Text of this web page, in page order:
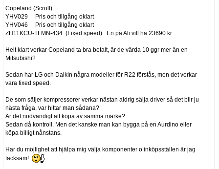
Copeland (Scroll)
YHV029 Pris och tillgång oklart
YHV046 Pris och tillgång oklart
ZH11KCU-TFMN-434 (Fixed speed) En på Ali vill ha 23690 kr
Helt klart verkar Copeland ta bra betalt, är de värda 10 ggr mer än en
Mitsubishi?
Sedan har LG och Daikin några modeller för R22 förstås, men det verkar
vara fixed speed.
De som säljer kompressorer verkar nästan aldrig sälja driver så det blir ju
nästa fråga, var hittar man sådana?
Är det nödvändigt att köpa av samma märke?
Sedan då kontroll. Men det kanske man kan bygga på en Aurdino eller
köpa billigt nånstans.
Har du möjlighet att hjälpa mig välja komponenter o inköpsställen är jag
tacksam!